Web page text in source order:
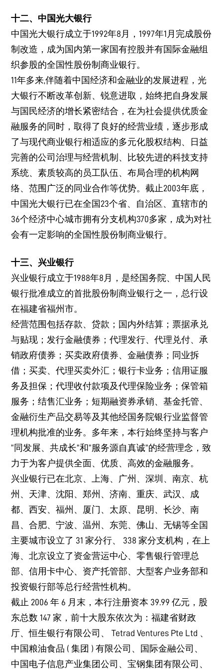
十二、中国光大银行
中国光大银行成立于1992年8月，1997年1月完成股份
制改造，成为国内第一家国有控股并有国际金融组
织参股的全国性股份制商业银行。
11年多来,伴随着中国经济和金融业的发展进程，光
大银行不断改革创新、锐意进取，始终把自身发展
与国民经济的增长紧密结合，在为社会提供优质金
融服务的同时，取得了良好的经营业绩，逐步形成
了与现代商业银行相适应的多元化股权结构、日益
完善的公司治理与经营机制、比较先进的科技支持
系统、素质较高的员工队伍、布局合理的机构网
络、范围广泛的同业合作等优势。截止2003年底，
中国光大银行已在全国23个省、自治区、直辖市的
36个经济中心城市拥有分支机构370多家，成为对社
会有一定影响的全国性股份制商业银行。
十三、兴业银行
兴业银行成立于1988年8月，是经国务院、中国人民
银行批准成立的首批股份制商业银行之一，总行设
在福建省福州市。
经营范围包括存款、贷款；国内外结算；票据承兑
与贴现；发行金融债券；代理发行、代理兑付、承
销政府债券；买卖政府债券、金融债券；同业拆
借；买卖、代理买卖外汇；银行卡业务；信用证服
务及担保；代理收付款项及代理保险业务；保管箱
服务；结售汇业务；短期融资券承销、基金托管、
金融衍生产品交易等及其他经国务院银行业监督管
理机构批准的业务。多年来，本行始终坚持与客户
“同发展、共成长”和“服务源自真诚”的经营理念，致
力于为客户提供全面、优质、高效的金融服务。
兴业银行已在北京、上海、广州、深圳、南京、杭
州、天津、沈阳、郑州、济南、重庆、武汉、成
都、西安、福州、厦门、太原、昆明、长沙、南
昌、合肥、宁波、温州、东莞、佛山、无锡等全国
主要城市设立了 31 家分行、 338 家分支机构，在上
海、北京设立了资金营运中心、零售银行管理总
部、信用卡中心、资产托管部、大型客户业务部和
投资银行部等总行经营性机构。
截止 2006 年 6 月末，本行注册资本 39.99 亿元，股
东总数 147 家，前十大股东依次为：福建省财政
厅、恒生银行有限公司、 Tetrad Ventures Pte Ltd 、
中国粮油食品 ( 集团 ) 有限公司、国际金融公司、
中国电子信息产业集团公司、宝钢集团有限公司、